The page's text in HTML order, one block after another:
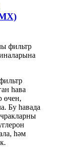
фильтр
һава
өчен,
Бу һавада
һәм